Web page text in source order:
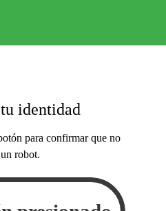
identidad
para confirmar que no
robot.